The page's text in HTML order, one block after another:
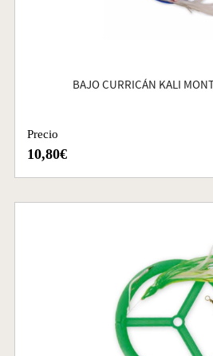
BAJO CURRICÁN KALI
Precio
10,80€